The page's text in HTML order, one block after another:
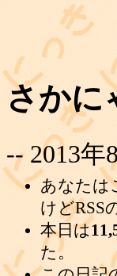
さかに
-- 2013年
あなたは
けどRSS
本日は
た。